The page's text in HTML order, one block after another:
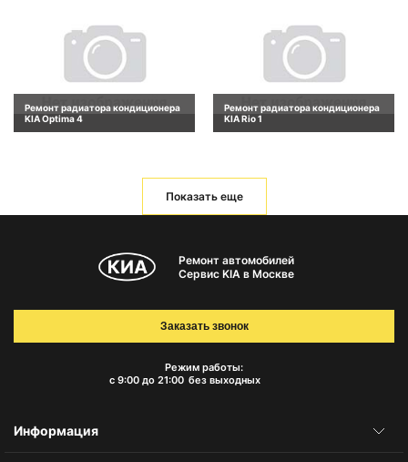
Ремонт радиатора кондиционера
KIA Optima 4
Ремонт радиатора кондиционера
KIA Rio 1
Показать еще
Ремонт автомобилей
Сервис KIA в Москве
Режим работы:
с 9:00 до 21:00 без выходных
Заказать звонок
Информация